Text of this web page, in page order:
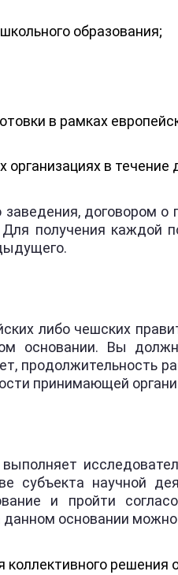
образования;
в рамках
в
договором о
получения каждой
либо чешских
основании. Вы
продолжительность
принимающей
субъекта научной
и пройти
основании можно
коллективного